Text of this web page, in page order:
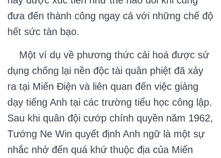
đưa đến thành công ngay cả với những chế độ
hết sức tàn bạo.
Một ví dụ về phương thức cải hoá được sử
dụng chống lại nền độc tài quân phiệt đã xảy
ra tại Miến Điện và liên quan đến việc giảng
dạy tiếng Anh tại các trường tiểu học công lập.
Sau khi quân đội cướp chính quyền năm 1962,
Tướng Ne Win quyết định Anh ngữ là một sự
nhắc nhở đến quá khứ thuộc địa của Miến